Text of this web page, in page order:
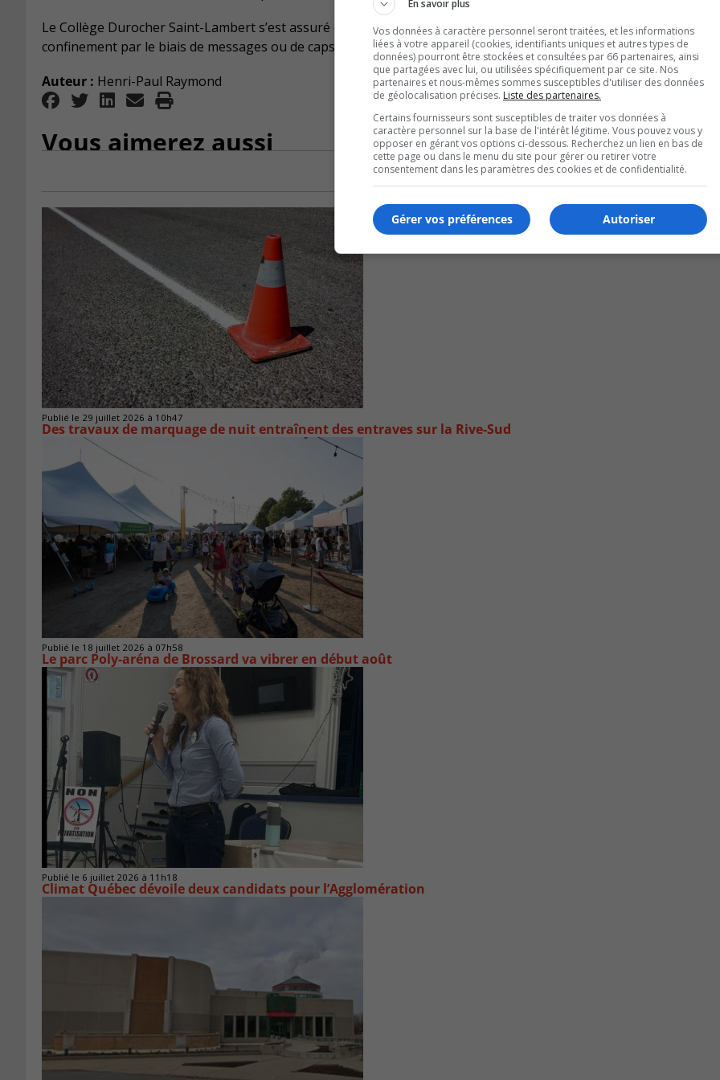
Le Collège Durocher Saint-Lambert s’est assuré de toujours garder un contact avec ses étudiants depuis le
confinement par le biais de messages ou de capsules vidéo chaque semaine.
Auteur : Henri-Paul Raymond
Vous aimerez aussi
Publié le 29 juillet 2026 à 10h47
Des travaux de marquage de nuit entraînent des entraves sur la Rive-Sud
Publié le 18 juillet 2026 à 07h58
Le parc Poly-aréna de Brossard va vibrer en début août
Publié le 6 juillet 2026 à 11h18
Climat Québec dévoile deux candidats pour l’Agglomération
En savoir plus
Vos données à caractère personnel seront traitées, et les informations
liées à votre appareil (cookies, identifiants uniques et autres types de
données) pourront être stockées et consultées par 66 partenaires, ainsi
que partagées avec lui, ou utilisées spécifiquement par ce site. Nos
partenaires et nous-mêmes sommes susceptibles d'utiliser des données
de géolocalisation précises. Liste des partenaires.
Certains fournisseurs sont susceptibles de traiter vos données à
caractère personnel sur la base de l'intérêt légitime. Vous pouvez vous y
opposer en gérant vos options ci-dessous. Recherchez un lien en bas de
cette page ou dans le menu du site pour gérer ou retirer votre
consentement dans les paramètres des cookies et de confidentialité.
Autoriser
Gérer vos préférences